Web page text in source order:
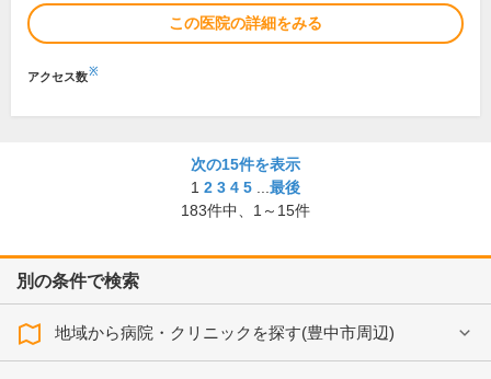
この医院の詳細をみる
アクセス数※
次の15件を表示
1 2 3 4 5
最後
183件中、 1～15件
別の条件で検索
地域から病院・クリニックを探す(豊中市周辺)